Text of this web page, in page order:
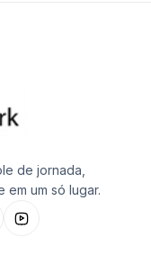
de jornada,
um só lugar.